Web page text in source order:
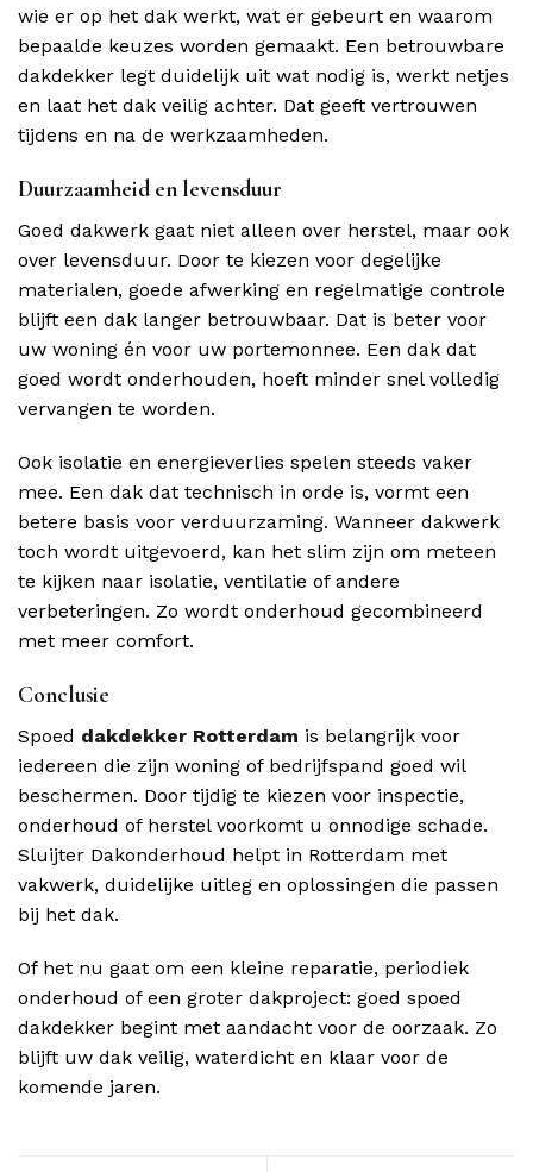
wie er op het dak werkt, wat er gebeurt en waarom
bepaalde keuzes worden gemaakt. Een betrouwbare
dakdekker legt duidelijk uit wat nodig is, werkt netjes
en laat het dak veilig achter. Dat geeft vertrouwen
tijdens en na de werkzaamheden.
Duurzaamheid en levensduur
Goed dakwerk gaat niet alleen over herstel, maar ook
over levensduur. Door te kiezen voor degelijke
materialen, goede afwerking en regelmatige controle
blijft een dak langer betrouwbaar. Dat is beter voor
uw woning én voor uw portemonnee. Een dak dat
goed wordt onderhouden, hoeft minder snel volledig
vervangen te worden.
Ook isolatie en energieverlies spelen steeds vaker
mee. Een dak dat technisch in orde is, vormt een
betere basis voor verduurzaming. Wanneer dakwerk
toch wordt uitgevoerd, kan het slim zijn om meteen
te kijken naar isolatie, ventilatie of andere
verbeteringen. Zo wordt onderhoud gecombineerd
met meer comfort.
Conclusie
Spoed dakdekker Rotterdam is belangrijk voor
iedereen die zijn woning of bedrijfspand goed wil
beschermen. Door tijdig te kiezen voor inspectie,
onderhoud of herstel voorkomt u onnodige schade.
Sluijter Dakonderhoud helpt in Rotterdam met
vakwerk, duidelijke uitleg en oplossingen die passen
bij het dak.
Of het nu gaat om een kleine reparatie, periodiek
onderhoud of een groter dakproject: goed spoed
dakdekker begint met aandacht voor de oorzaak. Zo
blijft uw dak veilig, waterdicht en klaar voor de
komende jaren.